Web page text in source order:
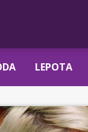
LEPOTA